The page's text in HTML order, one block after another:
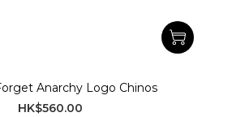
Anarchy Logo Chinos
HK$560.00